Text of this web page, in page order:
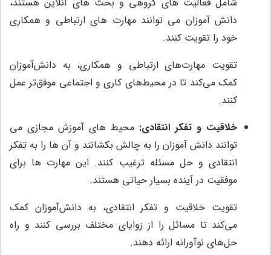
دانش آموزان می توانند مهارت های ارتباطی و همکاری
خود را تقویت کنند.
تقویت مهارت‌های ارتباطی و همکاری، به دانش‌آموزان
کمک می‌کند تا در محیط‌های کاری و اجتماعی موفق‌تر عمل
کنند.
خلاقیت و تفکر انتقادی: محیط های آموزش مجازی می
توانند دانش آموزان را به چالش بکشانند و آن ها را به تفکر
انتقادی و حل مسئله ترغیب کنند. این مهارت ها برای
موفقیت در آینده بسیار حیاتی هستند.
تقویت خلاقیت و تفکر انتقادی، به دانش‌آموزان کمک
می‌کند تا مسائل را از زوایای مختلف بررسی کنند و راه
حل‌های نوآورانه ارائه دهند.